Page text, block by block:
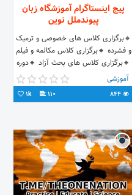
پیج اینستاگرام آموزشگاه زبان
پیوندملل نوین
🔸️برگزاری کلاس های خصوصی و ترمیک
و فشرده 🔸️برگزاری کلاس مکالمه و فیلم
🔸️برگزاری کلاس های بحث آزاد 🔸️دوره
های IELTS و TTC و FCE
44568903,44539290☎
آموزشی
110
1k